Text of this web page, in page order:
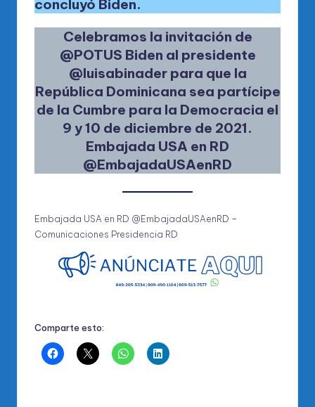
concluyó Biden.
Celebramos la invitación de
@POTUS Biden al presidente
@luisabinaderpara que la
República Dominicana sea partícipe
de la Cumbre para la Democracia el
9 y 10 de diciembre de 2021.
Embajada USA en RD
@EmbajadaUSAenRD
Embajada USA en RD @EmbajadaUSAenRD –
Comunicaciones Presidencia RD
Comparte esto: